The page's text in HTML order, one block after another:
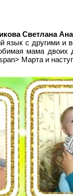
Светлана
язык с другими
мама
Марта и